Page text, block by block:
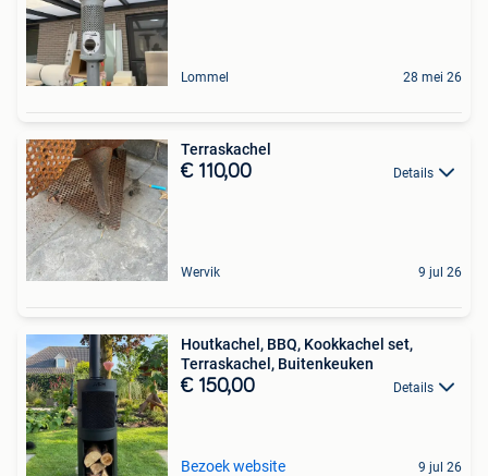
Lommel 28 mei 26
Terraskachel
€ 110,00 Details
Wervik 9 jul 26
Houtkachel, BBQ, Kookkachel set,
Terraskachel, Buitenkeuken
€ 150,00 Details
Bezoek website 9 jul 26